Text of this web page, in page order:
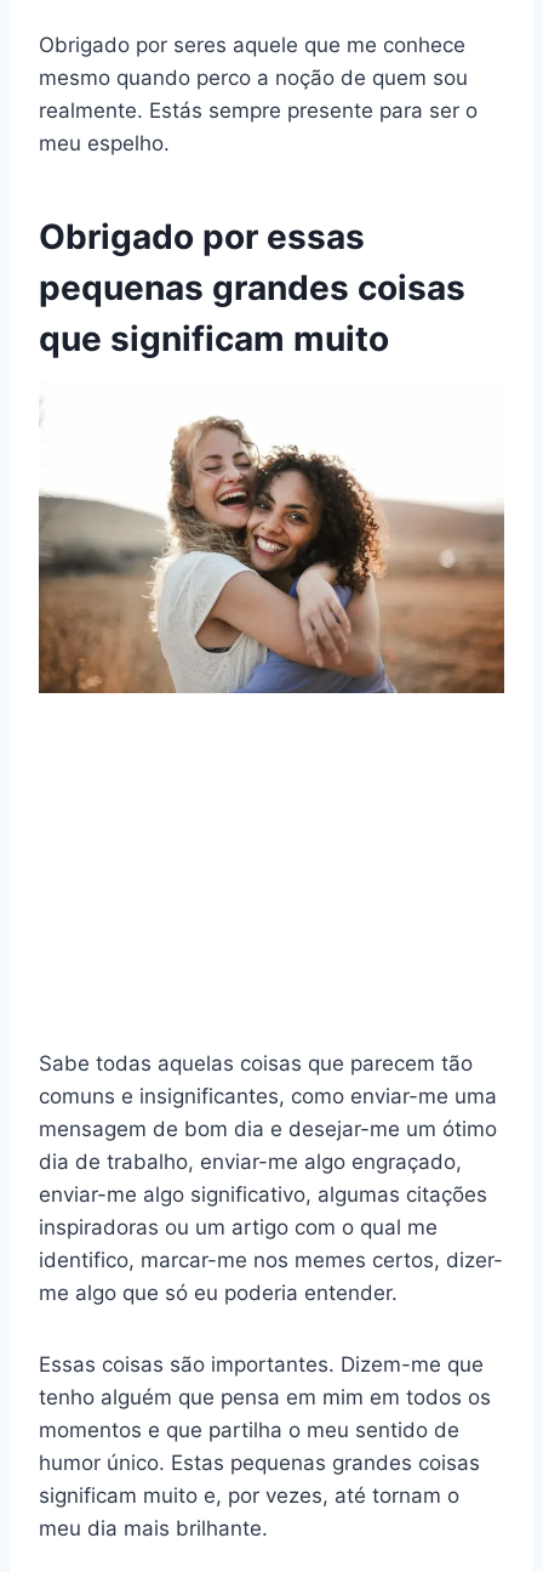
Obrigado por seres aquele que me conhece
mesmo quando perco a noção de quem sou
realmente. Estás sempre presente para ser o
meu espelho.
Obrigado por essas
pequenas grandes coisas
que significam muito
Sabe todas aquelas coisas que parecem tão
comuns e insignificantes, como enviar-me uma
mensagem de bom dia e desejar-me um ótimo
dia de trabalho, enviar-me algo engraçado,
enviar-me algo significativo, algumas citações
inspiradoras ou um artigo com o qual me
identifico, marcar-me nos memes certos, dizer-
me algo que só eu poderia entender.
Essas coisas são importantes. Dizem-me que
tenho alguém que pensa em mim em todos os
momentos e que partilha o meu sentido de
humor único. Estas pequenas grandes coisas
significam muito e, por vezes, até tornam o
meu dia mais brilhante.